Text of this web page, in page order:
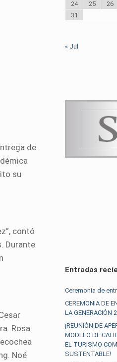
de
su
contó
Durante
Rosa
Noé
24
25 26
31
« Jul
Entradas
Ceremonia de
CEREMONIA DE
LA GENERACIÓN
¡REUNIÓN DE
MODELO DE
EL TURISMO
SUSTENTABLE!